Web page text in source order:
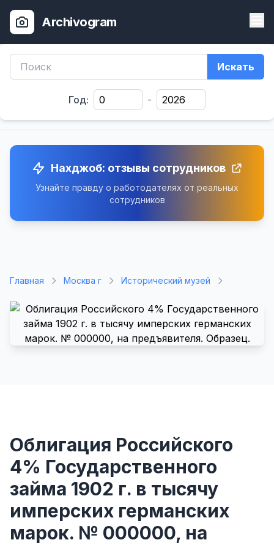
Archivogram
Искать
Год: -
Нахджоб: отзывы сотрудников
Узнайте правду о работодателях от реальных
сотрудников
Главная Москва г Исторический музей
Облигация Российского
4% Государственного
займа 1902 г. в тысячу
имперских германских
марок. № 000000, на